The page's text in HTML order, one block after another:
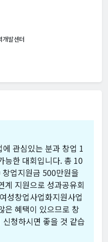
개발센터
관심있는 분과 창업 1
능한 대회입니다. 총 10
업지원금 500만원을
계 지원으로 성과공유회
성창업사업화지원사업
은 혜택이 있으므로 창
청하시면 좋을 것 같습